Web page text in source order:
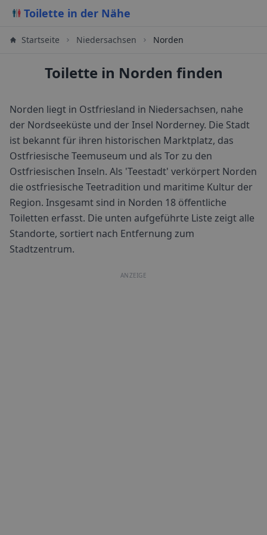
Toilette in der Nähe
Startseite Niedersachsen Norden
Toilette in Norden finden
Norden liegt in Ostfriesland in Niedersachsen, nahe
der Nordseeküste und der Insel Norderney. Die Stadt
ist bekannt für ihren historischen Marktplatz, das
Ostfriesische Teemuseum und als Tor zu den
Ostfriesischen Inseln. Als 'Teestadt' verkörpert Norden
die ostfriesische Teetradition und maritime Kultur der
Region. Insgesamt sind in Norden 18 öffentliche
Toiletten erfasst. Die unten aufgeführte Liste zeigt alle
Standorte, sortiert nach Entfernung zum
Stadtzentrum.
ANZEIGE